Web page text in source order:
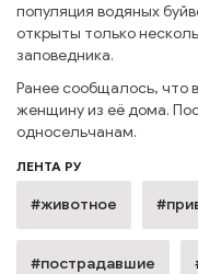
популяция водяных
открыты только
заповедника.
Ранее сообщалось, что
женщину из её дома.
односельчанам.
ЛЕНТА РУ
#животное
#пострадавшие